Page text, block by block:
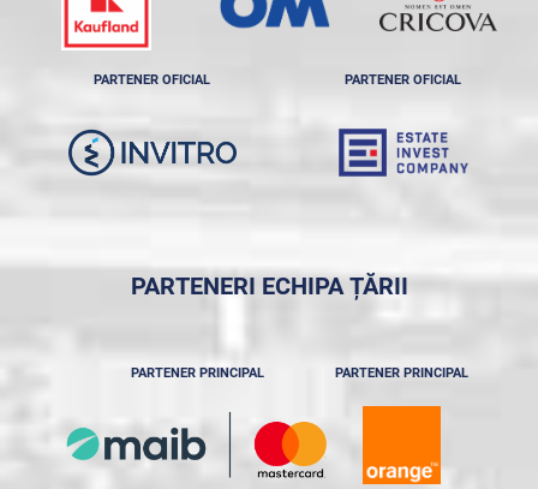
PARTENER OFICIAL PARTENER OFICIAL
PARTENERI ECHIPA ȚĂRII
PARTENER PRINCIPAL PARTENER PRINCIPAL